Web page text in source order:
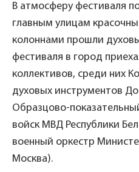
В атмосферу фестиваля
главным улицам
колоннами прошли
фестиваля в город
коллективов, среди них
духовых инструментов
Образцово-
войск МВД Республики
военный оркестр
Москва).